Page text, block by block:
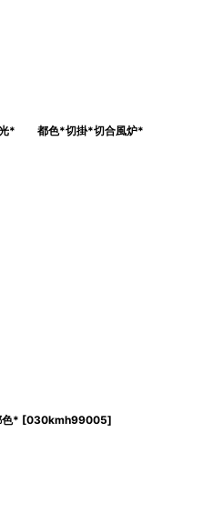
* 都色*切掛*切合風炉*
* [030kmh99005]